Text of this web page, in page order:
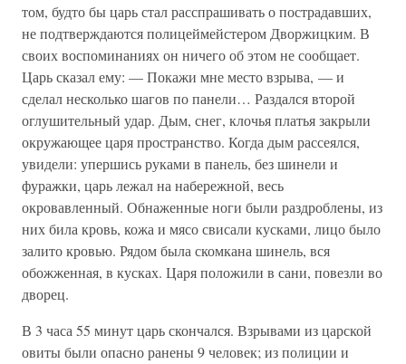
том, будто бы царь стал расспрашивать о пострадавших,
не подтверждаются полицеймейстером Дворжицким. В
своих воспоминаниях он ничего об этом не сообщает.
Царь сказал ему: — Покажи мне место взрыва, — и
сделал несколько шагов по панели… Раздался второй
оглушительный удар. Дым, снег, клочья платья закрыли
окружающее царя пространство. Когда дым рассеялся,
увидели: упершись руками в панель, без шинели и
фуражки, царь лежал на набережной, весь
окровавленный. Обнаженные ноги были раздроблены, из
них била кровь, кожа и мясо свисали кусками, лицо было
залито кровью. Рядом была скомкана шинель, вся
обожженная, в кусках. Царя положили в сани, повезли во
дворец.
В 3 часа 55 минут царь скончался. Взрывами из царской
овиты были опасно ранены 9 человек; из полиции и